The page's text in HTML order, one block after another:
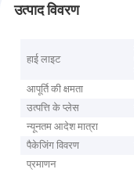
उत्पाद विवरण
हाई लाइट
आपूर्ति की क्षमता
उत्पत्ति के प्लेस
न्यूनतम आदेश मात्रा
पैकेजिंग विवरण
प्रमाणन